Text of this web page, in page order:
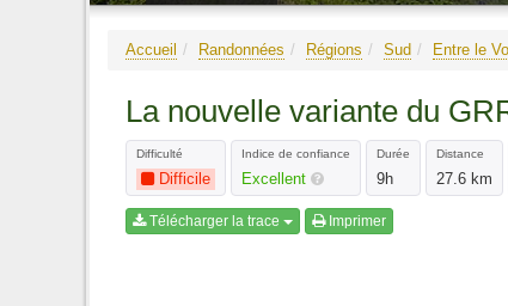
Accueil Randonnées Régions Sud Entre le
La nouvelle variante du
Difficulté
Difficile
Indice de confiance
Excellent
Durée
9h
Distance
27.6 km
Télécharger la trace Imprimer